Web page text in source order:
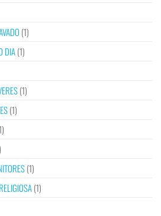
(1)
DIA(1)
(1)
(1)
(1)
(1)